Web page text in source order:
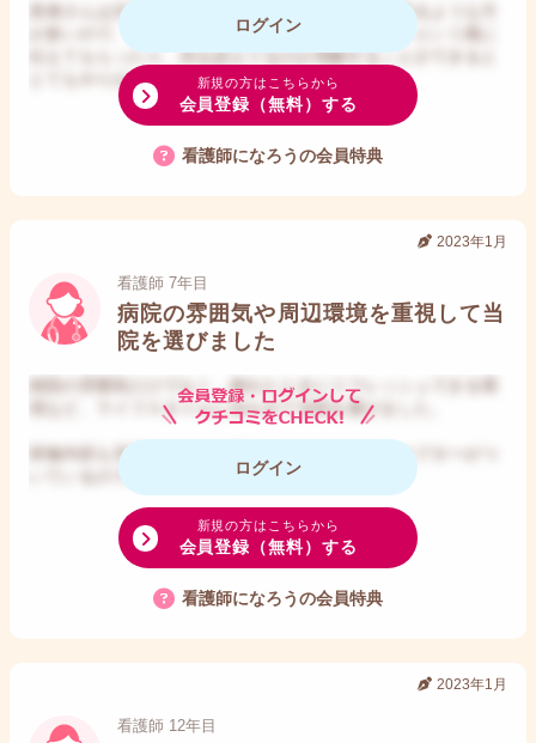
患者さんは文字盤を使ってコミュニケーションを取るような方
が多いので、そのような患者さんに「ありがとう」という風に
伝えてもらったり、何を訴えてるのか理解することができると
とてもやりがいを感じます。
ログイン
新規の方はこちらから
会員登録（無料）する
看護師になろうの会員特典
2023年1月
看護師 7年目
病院の雰囲気や周辺環境を重視して当
院を選びました
病院の雰囲気だけでなく、疲れたときにリフレッシュできる環
境など、ライフスタイルに合わせて当院を選びました。
研修内容も充実していて、新人一人ひとりにプリセプターがつ
いているので、安心して働ける職場です。
ログイン
新規の方はこちらから
会員登録（無料）する
看護師になろうの会員特典
2023年1月
看護師 12年目